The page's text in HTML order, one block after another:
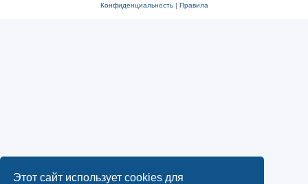
Этот сайт использует cookies для
Конфиденциальность| Правила